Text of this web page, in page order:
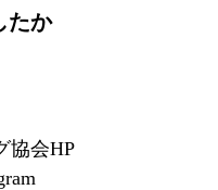
たか
協会HP